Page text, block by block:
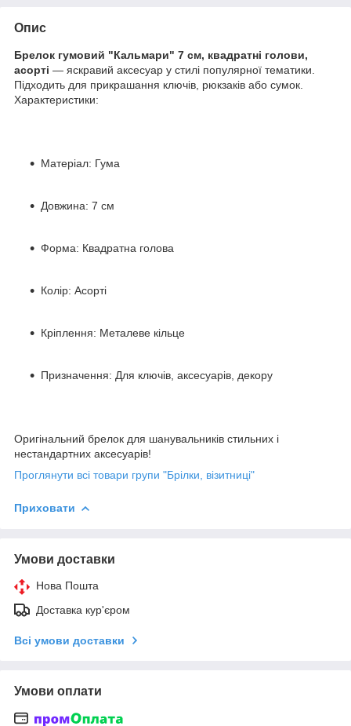
Опис
Брелок гумовий "Кальмари" 7 см, квадратні голови,
асорті — яскравий аксесуар у стилі популярної тематики.
Підходить для прикрашання ключів, рюкзаків або сумок.
Характеристики:
Матеріал: Гума
Довжина: 7 см
Форма: Квадратна голова
Колір: Асорті
Кріплення: Металеве кільце
Призначення: Для ключів, аксесуарів, декору
Оригінальний брелок для шанувальників стильних і
нестандартних аксесуарів!
Проглянути всі товари групи "Брілки, візитниці"
Приховати
Умови доставки
Нова Пошта
Доставка кур'єром
Всі умови доставки
Умови оплати